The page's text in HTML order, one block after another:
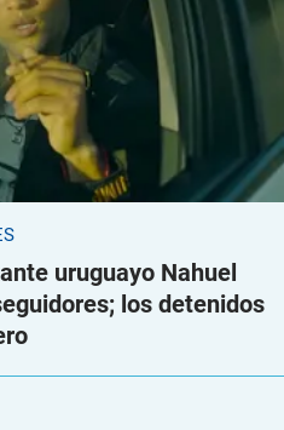
uruguayo Nahuel
los detenidos